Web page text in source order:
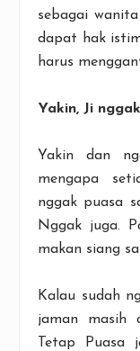
sebagai
dapat hak
harus
Yakin, Ji
Yakin dan
mengapa
nggak puasa
Nggak juga.
makan siang
Kalau sudah
jaman masih
Tetap Puasa